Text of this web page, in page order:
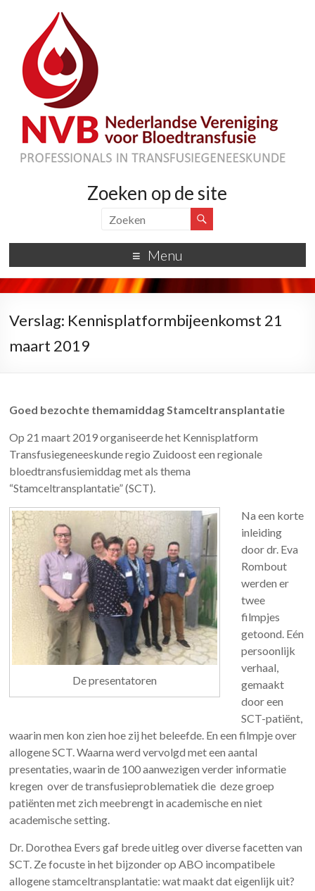
Zoeken op de site
Menu
Verslag: Kennisplatformbijeenkomst 21
maart 2019
Goed bezochte themamiddag Stamceltransplantatie
Op 21 maart 2019 organiseerde het Kennisplatform
Transfusiegeneeskunde regio Zuidoost een regionale
bloedtransfusiemiddag met als thema
“Stamceltransplantatie” (SCT).
De presentatoren
Na een korte
inleiding
door dr. Eva
Rombout
werden er
twee
filmpjes
getoond. Eén
persoonlijk
verhaal,
gemaakt
door een
SCT-patiënt,
waarin men kon zien hoe zij het beleefde. En een filmpje over
allogene SCT. Waarna werd vervolgd met een aantal
presentaties, waarin de 100 aanwezigen verder informatie
kregen over de transfusieproblematiek die deze groep
patiënten met zich meebrengt in academische en niet
academische setting.
Dr. Dorothea Evers gaf brede uitleg over diverse facetten van
SCT. Ze focuste in het bijzonder op ABO incompatibele
allogene stamceltransplantatie: wat maakt dat eigenlijk uit?